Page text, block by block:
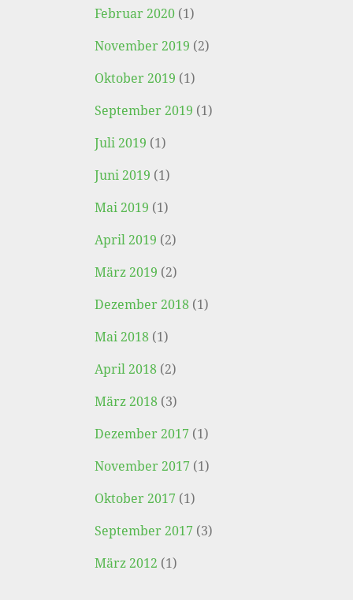
Februar 2020 (1)
November 2019 (2)
Oktober 2019 (1)
September 2019 (1)
Juli 2019 (1)
Juni 2019 (1)
Mai 2019 (1)
April 2019 (2)
März 2019 (2)
Dezember 2018 (1)
Mai 2018 (1)
April 2018 (2)
März 2018 (3)
Dezember 2017 (1)
November 2017 (1)
Oktober 2017 (1)
September 2017 (3)
März 2012 (1)